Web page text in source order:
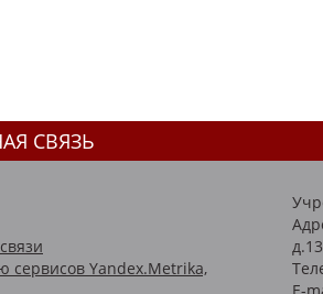
СВЯЗЬ
сервисов Yandex.Metrika,